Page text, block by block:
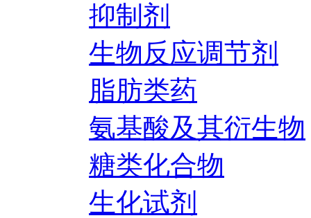
抑制剂
生物反应调节剂
脂肪类药
氨基酸及其衍生物
糖类化合物
生化试剂